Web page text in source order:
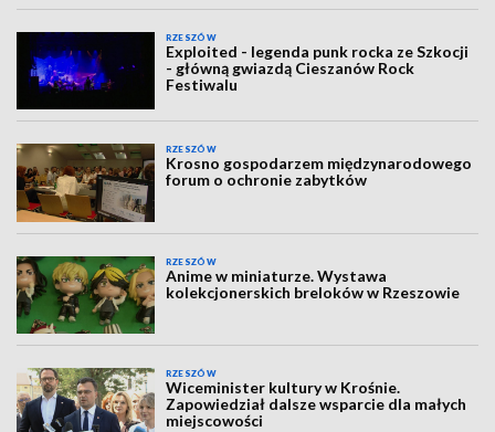
RZESZÓW
Exploited - legenda punk rocka ze Szkocji
- główną gwiazdą Cieszanów Rock
Festiwalu
RZESZÓW
Krosno gospodarzem międzynarodowego
forum o ochronie zabytków
RZESZÓW
Anime w miniaturze. Wystawa
kolekcjonerskich breloków w Rzeszowie
RZESZÓW
Wiceminister kultury w Krośnie.
Zapowiedział dalsze wsparcie dla małych
miejscowości